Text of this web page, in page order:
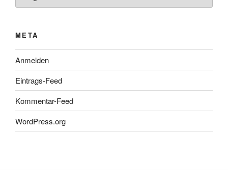
META
Anmelden
Eintrags-Feed
Kommentar-Feed
WordPress.org